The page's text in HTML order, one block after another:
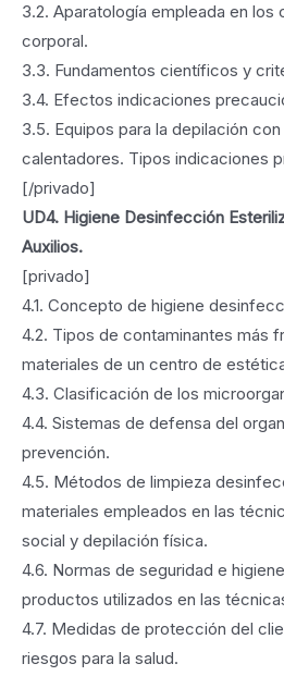
3.2. Aparatología empleada en
corporal.
3.3. Fundamentos científicos y
3.4. Efectos indicaciones
3.5. Equipos para la depilación
calentadores. Tipos indicaciones
[/privado]
UD4. Higiene Desinfección
Auxilios.
[privado]
4.1. Concepto de higiene
4.2. Tipos de contaminantes más
materiales de un centro de
4.3. Clasificación de los
4.4. Sistemas de defensa del
prevención.
4.5. Métodos de limpieza
materiales empleados en las
social y depilación física.
4.6. Normas de seguridad e
productos utilizados en las
4.7. Medidas de protección del
riesgos para la salud.